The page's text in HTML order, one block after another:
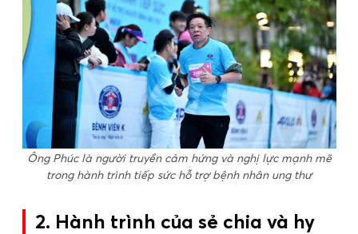
Ông Phúc là người truyền cảm hứng và nghị lực mạnh mẽ
trong hành trình tiếp sức hỗ trợ bệnh nhân ung thư
2. Hành trình của sẻ chia và hy